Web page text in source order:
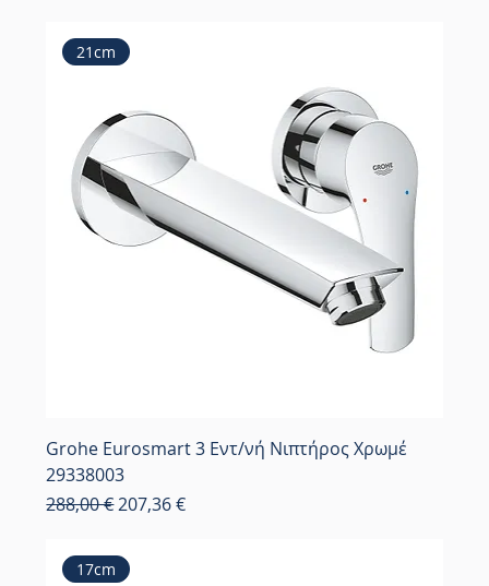
21cm
Grohe Eurosmart 3 Εντ/νή Νιπτήρος Χρωμέ
29338003
Κανονική τιμή
288,00 €Τιμή Έκπτωσης
207,36 €
17cm